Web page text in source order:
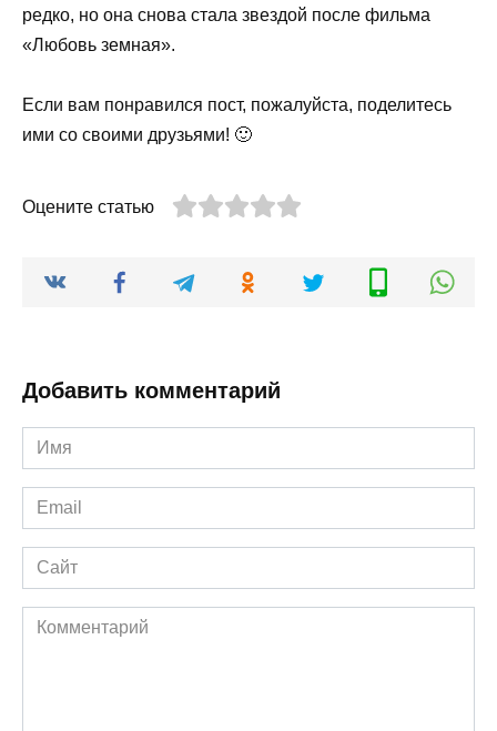
редко, но она снова стала звездой после фильма
«Любовь земная».
Если вам понравился пост, пожалуйста, поделитесь
ими со своими друзьями! 🙂
Оцените статью
Добавить комментарий
Имя
*
Email
*
Сайт
Комментарий